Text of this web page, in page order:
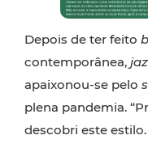
Depois de ter feito
contemporânea,
apaixonou-se pelo
plena pandemia.
descobri este